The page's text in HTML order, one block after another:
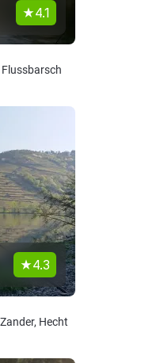
4.1
Flussbarsch
4.3
Hecht